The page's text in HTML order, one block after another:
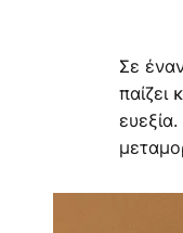
Σε
παίζει